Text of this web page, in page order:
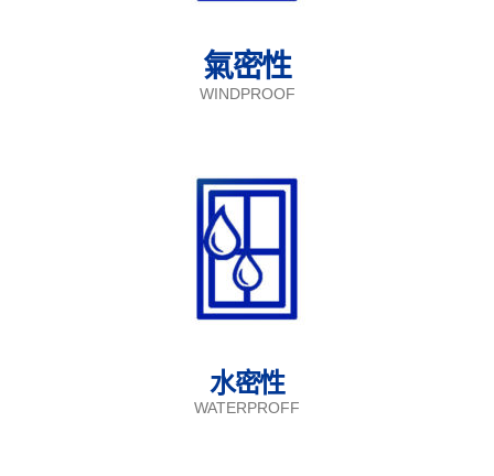
氣密性
WINDPROOF
水密性
WATERPROFF